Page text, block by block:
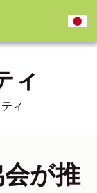
ィ
ィ
が推